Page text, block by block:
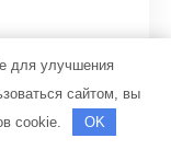
для улучшения
сайтом, вы
cookie.
OK